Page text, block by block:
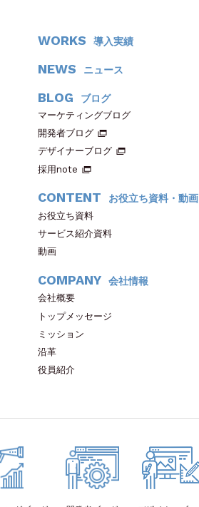
WORKS 導入実績
NEWS ニュース
BLOG ブログ
マーケティングブログ
開発者ブログ
デザイナーブログ
採用note
CONTENT お役立ち資料・動画
お役立ち資料
サービス紹介資料
動画
COMPANY 会社情報
会社概要
トップメッセージ
ミッション
沿革
役員紹介